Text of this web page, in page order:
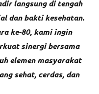
langsung di tengah
dan bakti kesehatan.
ke-80, kami ingin
sinergi bersama
elemen masyarakat
sehat, cerdas, dan